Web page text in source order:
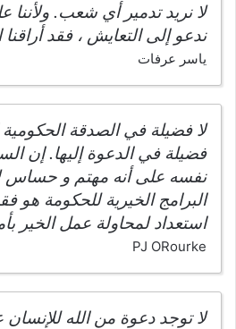
لا نريد تدمير أي شعب. ولأننا
ندعو إلى التعايش ، فقد أراقنا
ياسر عرفات
لا فضيلة في الصدقة الحكومية
فضيلة في الدعوة إليها. إن
نفسه على أنه مهتم و حساس
البرامج الخيرية للحكومة هو
استعداد لمحاولة عمل الخير
PJ ORourke
لا توجد دعوة من الله للإنسان